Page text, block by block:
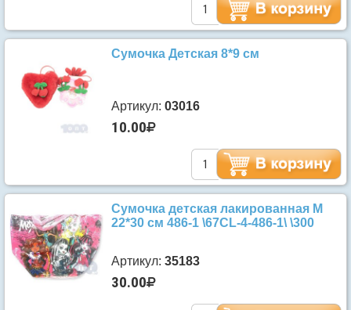
Сумочка Детская 8*9 см
Артикул: 03016
10.00
Сумочка детская лакированная М
22*30 см 486-1 \67CL-4-486-1\ \300
Артикул: 35183
30.00